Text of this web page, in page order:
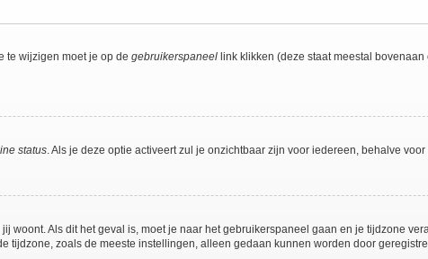
te wijzigen moet je op de gebruikerspaneel link klikken (deze staat meestal
status. Als je deze optie activeert zul je onzichtbaar zijn voor iedereen, behalve
woont. Als dit het geval is, moet je naar het gebruikerspaneel gaan en je tijdzone
tijdzone, zoals de meeste instellingen, alleen gedaan kunnen worden door